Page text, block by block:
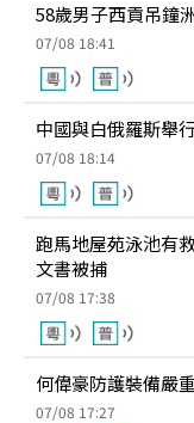
58歲男子西貢吊鐘
07/08 18:41
中國與白俄羅斯舉
07/08 18:14
跑馬地屋苑泳池有
文書被捕
07/08 17:38
何偉豪防護裝備嚴
07/08 17:27